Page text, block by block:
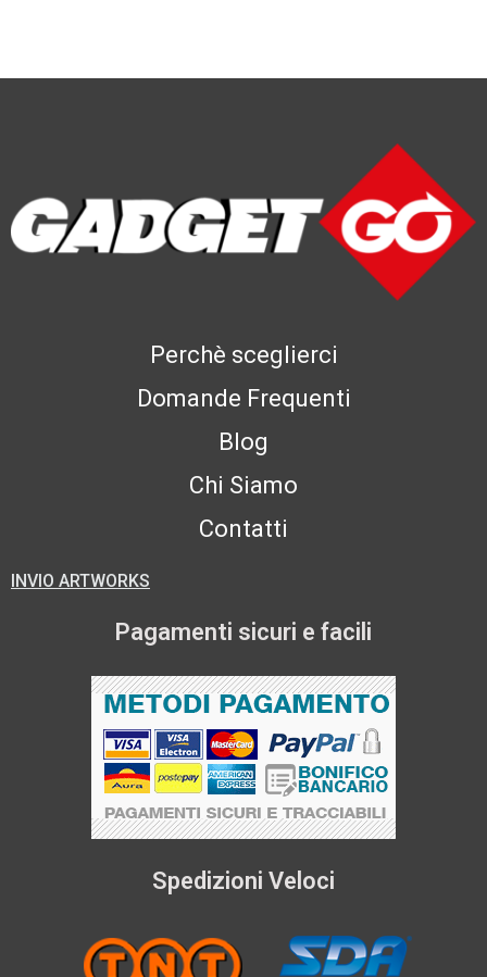
Perchè sceglierci
Domande Frequenti
Blog
Chi Siamo
Contatti
INVIO ARTWORKS
Pagamenti sicuri e facili
Spedizioni Veloci